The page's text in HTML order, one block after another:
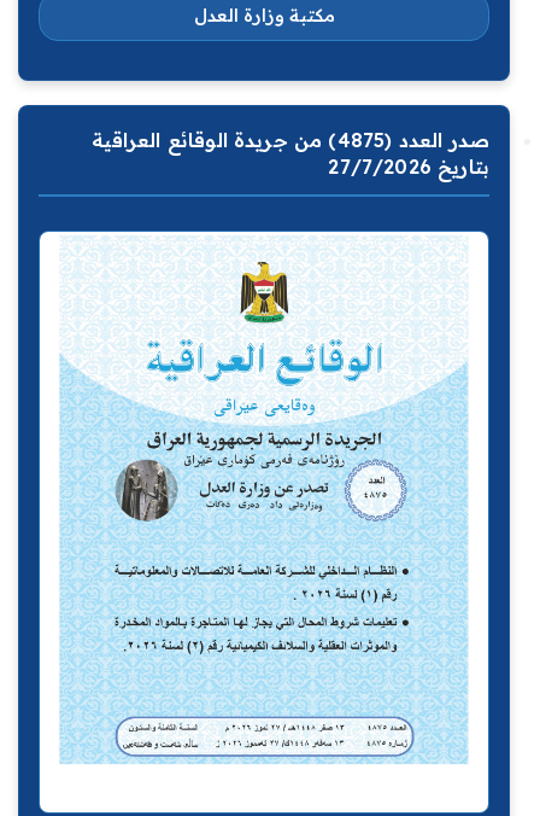
مكتبة وزارة العدل
صدر العدد (4875) من جريدة الوقائع العراقية
بتاريخ 27/7/2026